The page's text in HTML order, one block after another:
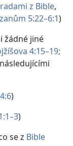
radami z Bible,
5:22–6:1)
žádné jiné
4:15–19;
)
)
se z Bible